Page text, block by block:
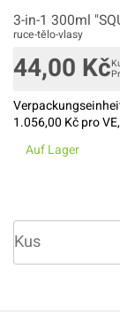
3-in-1 300ml
ruce-tělo-vlasy
44,00 Kč
1.056,00 Kč pro
Auf Lager